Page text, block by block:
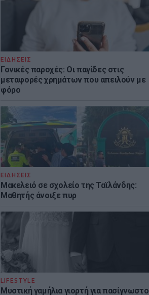
ΕΙΔΗΣΕΙΣ
Γονικές παροχές: Οι παγίδες στις
μεταφορές χρημάτων που απειλούν με
φόρο
ΕΙΔΗΣΕΙΣ
Μακελειό σε σχολείο της Ταϊλάνδης:
Μαθητής άνοιξε πυρ
LIFESTYLE
Μυστική γαμήλια γιορτή για πασίγνωστο